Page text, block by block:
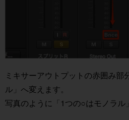
ミキサーアウトプットの赤囲み部
ル」へ変えます。
写真のように「1つの○はモノラル